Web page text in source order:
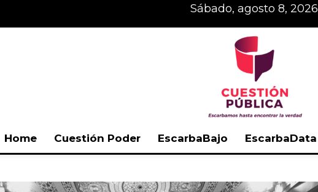
sábado, agosto 8, 2026
Home Cuestión Poder EscarbaBajo EscarbaData